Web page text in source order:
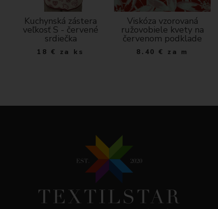
Kuchynská zástera
veľkosť S - červené
srdiečka
18 € za ks
Viskóza vzorovaná
ružovobiele kvety na
červenom podklade
8.40 € za m